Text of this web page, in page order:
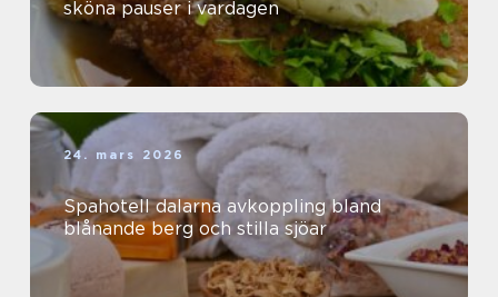
sköna pauser i vardagen
24. mars 2026
Spahotell dalarna avkoppling bland
blånande berg och stilla sjöar